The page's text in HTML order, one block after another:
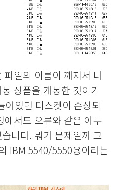
파일의 이름이 깨져서 나
상품을 개봉한 것이기
어있던 디스켓이 손상되
에서도 오류와 같은 아무
니다. 뭐가 문제일까 고
IBM 5540/5550용이라는